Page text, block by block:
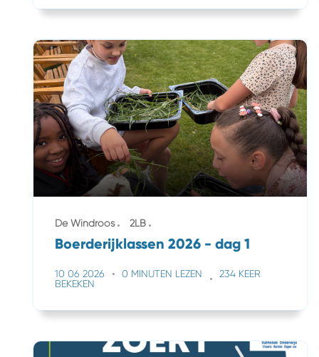
De Windroos 2LB
Boerderijklassen 2026 - dag 1
10 06 2026 0 MINUTEN LEZEN
234 KEER
BEKEKEN